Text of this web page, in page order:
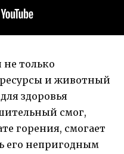
только
и животный
здоровья
смог,
горения, смогает
его непригодным